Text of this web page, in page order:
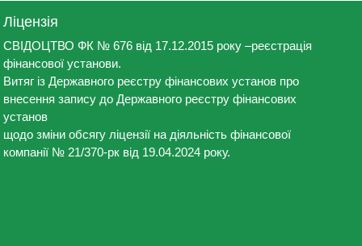
Ліцензія
СВІДОЦТВО ФК № 676 від 17.12.2015 року –реєстрація
фінансової установи.
Витяг із Державного реєстру фінансових установ про
внесення запису до Державного реєстру фінансових
установ
щодо зміни обсягу ліцензії на діяльність фінансової
компанії № 21/370-рк від 19.04.2024 року.